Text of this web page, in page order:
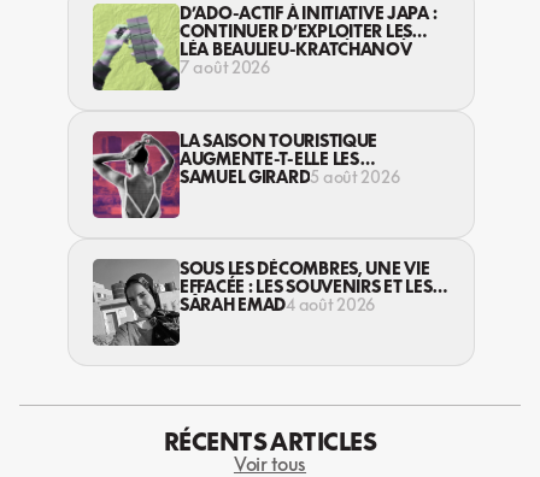
D’ADO-ACTIF À INITIATIVE JAPA :
CONTINUER D’EXPLOITER LES
JEUNES… DANS LA LÉGALITÉ?
LÉA BEAULIEU-KRATCHANOV
7 août 2026
LA SAISON TOURISTIQUE
AUGMENTE-T-ELLE LES
VIOLENCES CONTRE LES
SAMUEL GIRARD5 août 2026
SOUS LES DÉCOMBRES, UNE VIE
EFFACÉE : LES SOUVENIRS ET LES
RÊVES PERDUS DES HABITANT·ES
SARAH EMAD4 août 2026
RÉCENTS ARTICLES
Voir tous